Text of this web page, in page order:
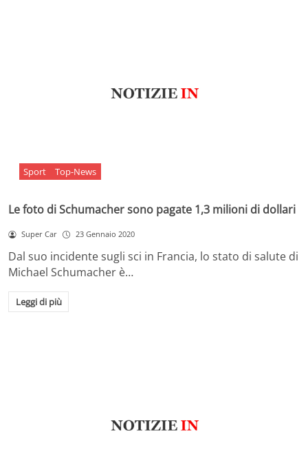
Sport Top-News
Le foto di Schumacher sono pagate 1,3 milioni di dollari
Super Car 23 Gennaio 2020
Dal suo incidente sugli sci in Francia, lo stato di salute di
Michael Schumacher è…
Leggi di più